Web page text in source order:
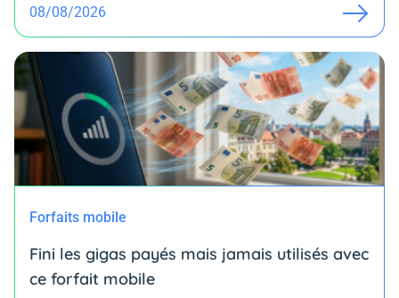
08/08/2026
Forfaits mobile
Fini les gigas payés mais jamais utilisés avec
ce forfait mobile